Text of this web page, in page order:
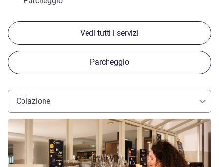
Vedi tutti i servizi
Parcheggio
Colazione
Visualizza dettagli